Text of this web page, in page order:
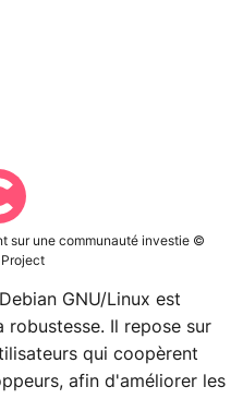
sur une communauté investie ©
GNU/Linux est
Il repose sur
qui coopèrent
afin d'améliorer les